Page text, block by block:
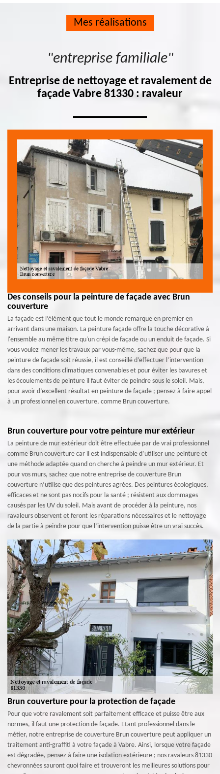
Mes réalisations
"entreprise familiale"
Entreprise de nettoyage et ravalement de
façade Vabre 81330 : ravaleur
Des conseils pour la peinture de façade avec Brun
couverture
La façade est l’élément que tout le monde remarque en premier en
arrivant dans une maison. La peinture façade offre la touche décorative à
l'ensemble au même titre qu'un crépi de façade ou un enduit de façade. Si
vous voulez mener les travaux par vous-même, sachez que pour que la
peinture de façade soit réussie, il est conseillé d’effectuer l’intervention
dans des conditions climatiques convenables et pour éviter les bavures et
les écoulements de peinture il faut éviter de peindre sous le soleil. Mais,
pour avoir d’excellent résultat en peinture de façade ; pensez à faire appel
à un professionnel en couverture, comme Brun couverture.
Brun couverture pour votre peinture mur extérieur
La peinture de mur extérieur doit être effectuée par de vrai professionnel
comme Brun couverture car il est indispensable d’utiliser une peinture et
une méthode adaptée quand on cherche à peindre un mur extérieur. Et
pour vos murs, sachez que notre entreprise de couverture Brun
couverture n’utilise que des peintures agrées. Des peintures écologiques,
efficaces et ne sont pas nocifs pour la santé ; résistent aux dommages
causés par les UV du soleil. Mais avant de procéder à la peinture, nos
ravaleurs observent et feront les réparations nécessaires et le nettoyage
de la partie à peindre pour que l’intervention puisse être un vrai succès.
Brun couverture pour la protection de façade
Pour que votre ravalement soit parfaitement efficace et puisse être aux
normes, il faut une protection de façade. Etant professionnel dans le
métier, notre entreprise de couverture Brun couverture peut appliquer un
traitement anti-graffiti à votre façade à Vabre. Ainsi, lorsque votre façade
est dégradée, pensez à faire une isolation extérieure ; nos ravaleurs 81330
chevronnées sauront quoi faire et trouveront les meilleures solutions pour